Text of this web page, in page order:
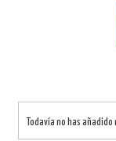
Todavía no has